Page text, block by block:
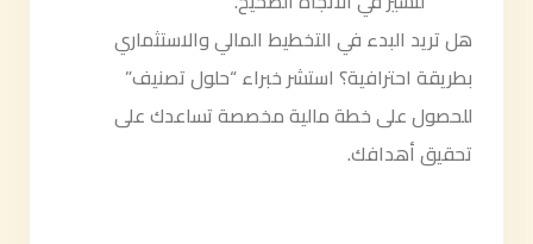
هل تريد البدء في التخطيط المالي والاستثماري
بطريقة احترافية؟ استشر خبراء “حلول تصنيف”
للحصول على خطة مالية مخصصة تساعدك على
تحقيق أهدافك.